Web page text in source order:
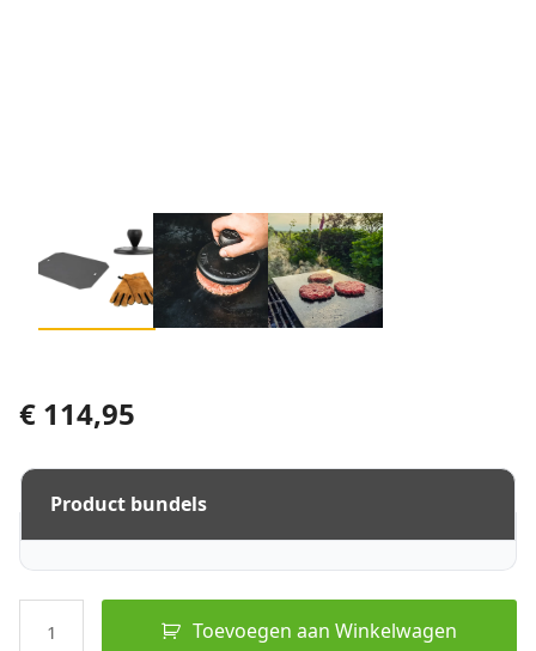
€ 114,95
Toevoegen aan Winkelwagen